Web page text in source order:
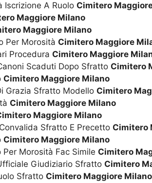
Iscrizione A Ruolo Cimitero
Maggiore Milano
Maggiore Milano
Per Morosità Cimitero Maggiore
Procedura Cimitero Maggiore
Scaduti Dopo Sfratto Cimitero
Cimitero Maggiore Milano
Grazia Sfratto Modello Cimitero
Cimitero Maggiore Milano
Maggiore Milano
Sfratto E Precetto Cimitero
Cimitero Maggiore Milano
Morosità Fac Simile Cimitero
Giudiziario Sfratto Cimitero
Sfratto Cimitero Maggiore Milano